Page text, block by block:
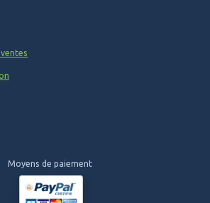
Moyens de paiement